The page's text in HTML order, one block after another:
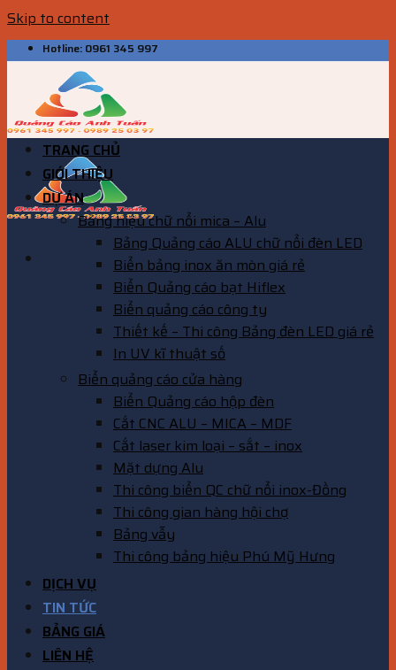
Skip to content
Hotline: 0961 345 997
TRANG CHỦ
GIỚI THIỆU
DỰ ÁN
Bảng hiệu chữ nổi mica – Alu
Bảng Quảng cáo ALU chữ nổi đèn LED
Biển bảng inox ăn mòn giá rẻ
Biển Quảng cáo bạt Hiflex
Biển quảng cáo công ty
Thiết kế – Thi công Bảng đèn LED giá rẻ
In UV kĩ thuật số
Biển quảng cáo cửa hàng
Biển Quảng cáo hộp đèn
Cắt CNC ALU – MICA – MDF
Cắt laser kim loại – sắt – inox
Mặt dựng Alu
Thi công biển QC chữ nổi inox-Đồng
Thi công gian hàng hội chợ
Bảng vẫy
Thi công bảng hiệu Phú Mỹ Hưng
DỊCH VỤ
TIN TỨC
BẢNG GIÁ
LIÊN HỆ